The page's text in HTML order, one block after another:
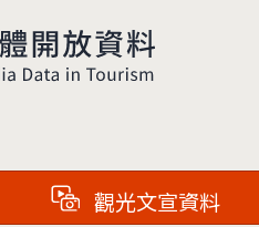
觀光文宣資料